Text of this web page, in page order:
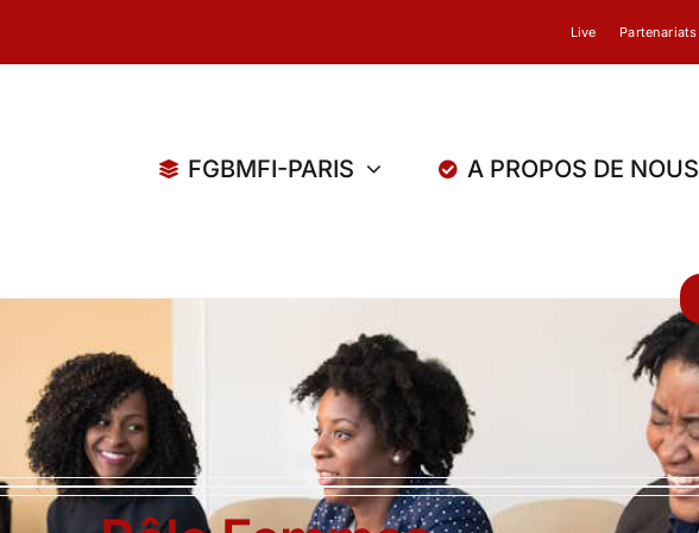
Live Partenariats
FGBMFI-PARIS A PROPOS DE NOUS